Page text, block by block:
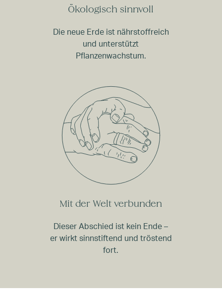
Ökologisch sinnvoll
Die neue Erde ist nährstoffreich
und unterstützt
Pflanzenwachstum.
Mit der Welt verbunden
Dieser Abschied ist kein Ende –
er wirkt sinnstiftend und tröstend
fort.